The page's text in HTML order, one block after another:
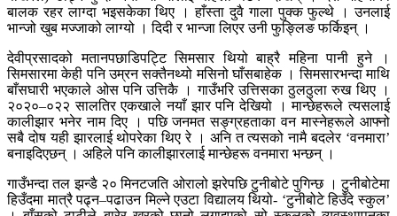
बालक रहर लाग्दा भइसकेका थिए । हाँस्ता दुवै गाला पुक्क फुल्थे । उनलाई
भान्जो खुब मज्जाको लाग्यो । दिदी र भान्जा लिएर उनी फुङ्लिङ फर्किइन् ।
देवीप्रसादको मतानपछाडिपट्टि सिमसार थियो बाह्रै महिना पानी हुने ।
सिमसारमा केही पनि उम्रन सक्तैनथ्यो मसिनो घाँसबाहेक । सिमसारभन्दा माथि
बाँसघारी भएकाले ओस पनि उत्तिकै । गाउँभरि उत्तिसका ठुलठुला रुख थिए ।
२०२०–०२२ सालतिर एकखाले नयाँ झार पनि देखियो । मान्छेहरूले त्यसलाई
कालीझार भनेर नाम दिए । पछि जनमत सङ्ग्रहताका वन मास्नेहरूले आफ्नो
सबै दोष यही झारलाई थोपरेका थिए रे । अनि त त्यसको नामै बदलेर ‘वनमारा’
बनाइदिएछन् । अहिले पनि कालीझारलाई मान्छेहरू वनमारा भन्छन् ।
गाउँभन्दा तल झन्डै २० मिनटजति ओरालो झरेपछि टुनीबोटे पुगिन्छ । टुनीबोटेमा
हिउँदमा मात्रै पढ्न–पढाउन मिल्ने एउटा विद्यालय थियो- ‘टुनीबोटे हिउँदे स्कुल’